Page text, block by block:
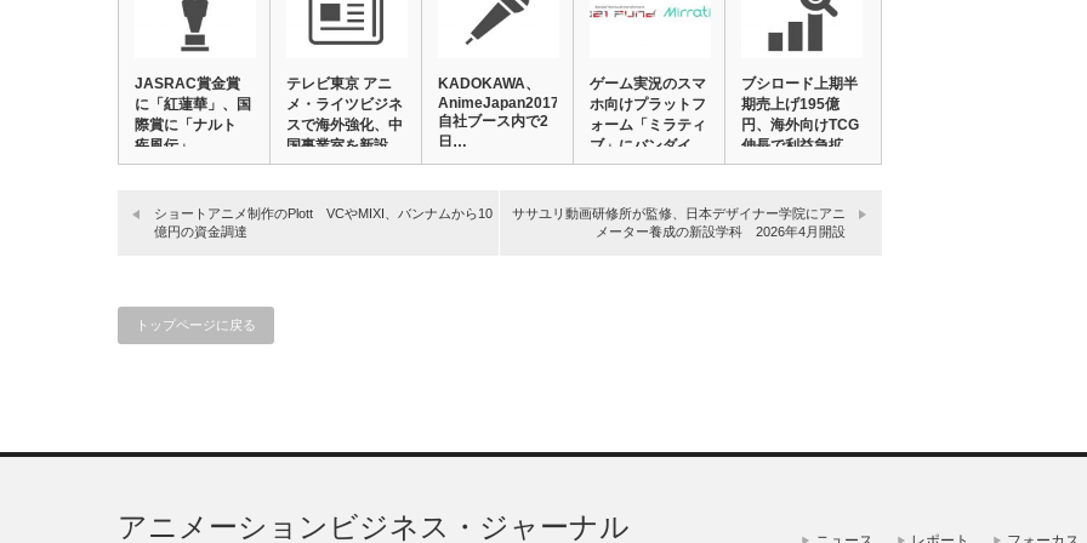
JASRAC賞金賞
に「紅蓮華」、国
際賞に「ナルト
疾風伝」
テレビ東京 アニ
メ・ライツビジネ
スで海外強化、中
国事業室を新設
KADOKAWA、
AnimeJapan2017
自社ブース内で2
日…
ゲーム実況のスマ
ホ向けプラットフ
ォーム「ミラティ
ブ」にバンダイ
ナ…
ブシロード上期半
期売上げ195億
円、海外向けTCG
伸長で利益急拡…
ショートアニメ制作のPlott VCやMIXI、バンナムから10
億円の資金調達
ササユリ動画研修所が監修、日本デザイナー学院にアニ
メーター養成の新設学科 2026年4月開設
トップページに戻る
アニメーションビジネス・ジャーナル